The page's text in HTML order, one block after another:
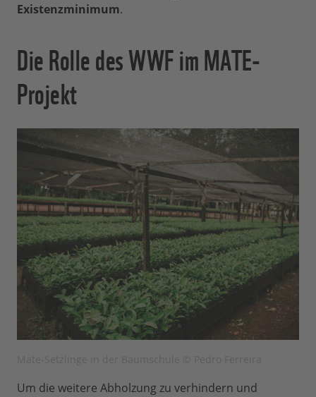
Existenzminimum.
Die Rolle des WWF im MATE-
Projekt
Um die weitere Abholzung zu verhindern und